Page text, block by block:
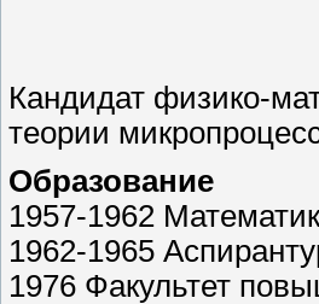
Кандидат физико-
теории
Образование
1957-1962
1962-1965
1976 Факультет